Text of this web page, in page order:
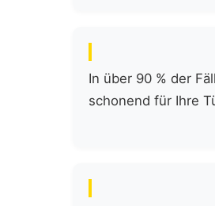
In über 90 % der
schonend für Ihre